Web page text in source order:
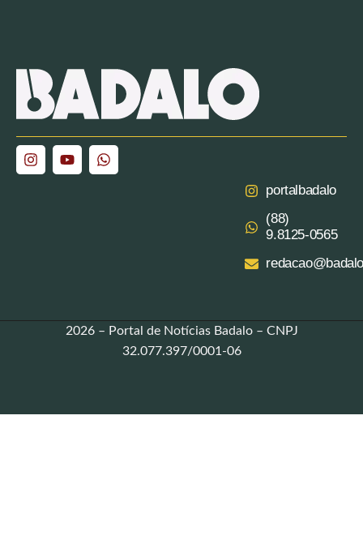
portalbadalo
(88)
9.8125‑0565‬
2026 – Portal de Notícias Badalo – CNPJ
32.077.397/0001-06